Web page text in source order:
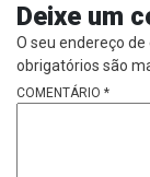
Deixe um
O seu endereço
obrigatórios são
COMENTÁRIO *